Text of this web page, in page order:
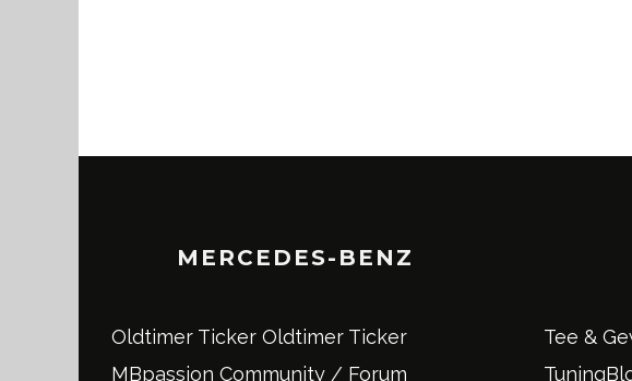
MERCEDES-BENZ
Oldtimer Ticker Oldtimer Ticker
MBpassion Community / Forum
Tee &